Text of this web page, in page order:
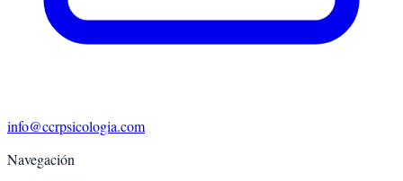
info@ccrpsicologia.com
Navegación